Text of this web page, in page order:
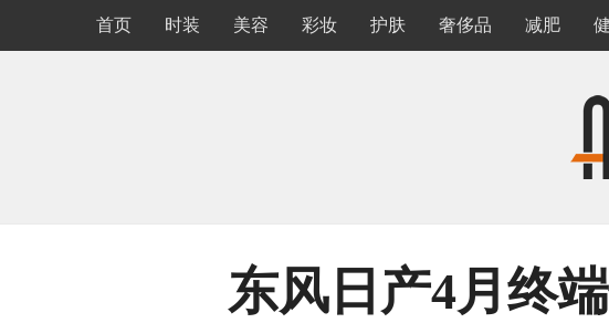
首页 时装 美容 彩妆 护肤 奢侈品 减肥
东风日产4月终